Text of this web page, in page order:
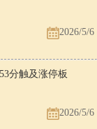
2026/5/6
分触及涨停板
2026/5/6